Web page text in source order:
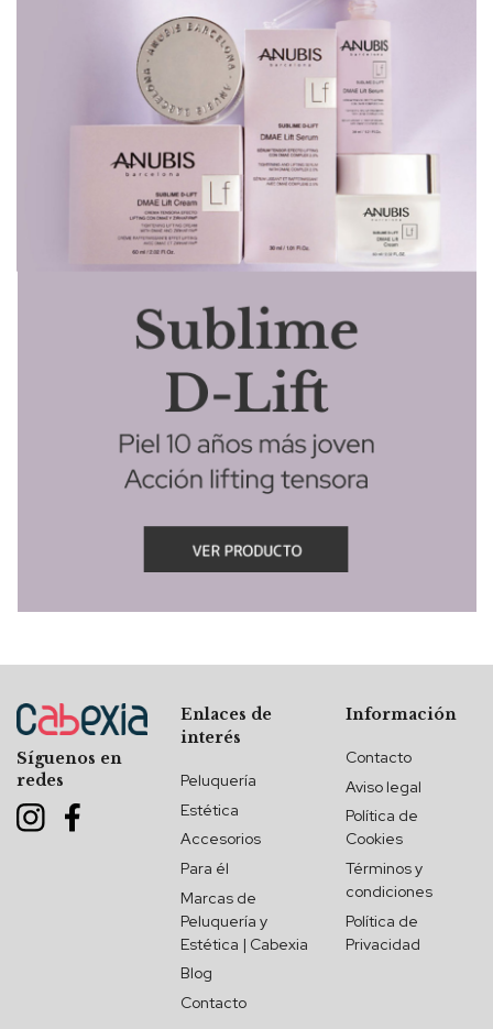
Síguenos en
redes
Enlaces de
interés
Peluquería
Estética
Accesorios
Para él
Marcas de
Peluquería y
Estética | Cabexia
Blog
Contacto
Información
Contacto
Aviso legal
Política de
Cookies
Términos y
condiciones
Política de
Privacidad